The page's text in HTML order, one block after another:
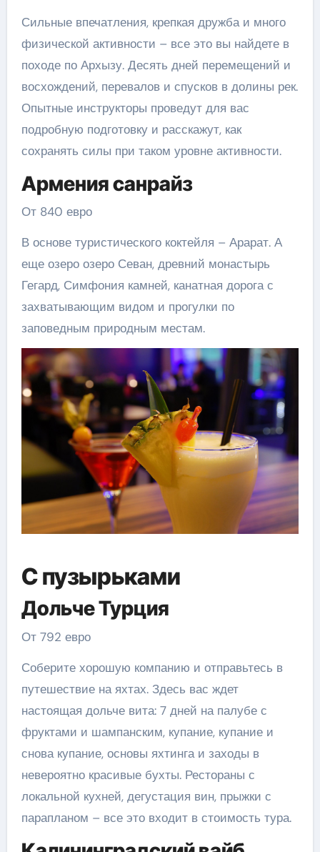
Сильные впечатления, крепкая дружба и много
физической активности – все это вы найдете в
походе по Архызу. Десять дней перемещений и
восхождений, перевалов и спусков в долины рек.
Опытные инструкторы проведут для вас
подробную подготовку и расскажут, как
сохранять силы при таком уровне активности.
Армения санрайз
От 840 евро
В основе туристического коктейля – Арарат. А
еще озеро озеро Севан, древний монастырь
Гегард, Симфония камней, канатная дорога с
захватывающим видом и прогулки по
заповедным природным местам.
С пузырьками
Дольче Турция
От 792 евро
Соберите хорошую компанию и отправьтесь в
путешествие на яхтах. Здесь вас ждет
настоящая дольче вита: 7 дней на палубе с
фруктами и шампанским, купание, купание и
снова купание, основы яхтинга и заходы в
невероятно красивые бухты. Рестораны с
локальной кухней, дегустация вин, прыжки с
парапланом – все это входит в стоимость тура.